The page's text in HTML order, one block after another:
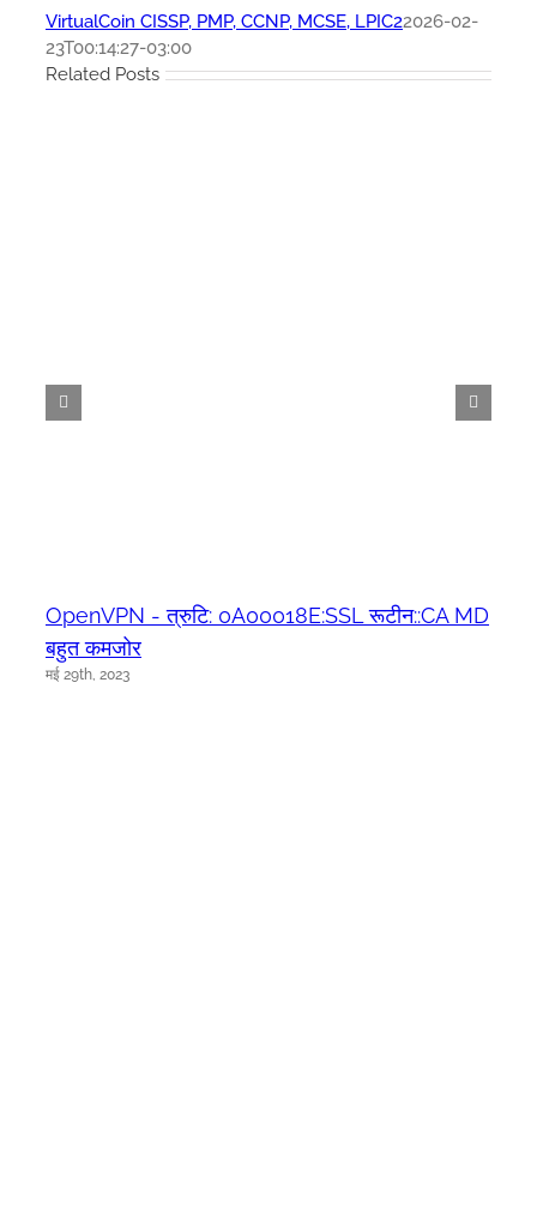
VirtualCoin CISSP, PMP, CCNP, MCSE, LPIC22026-02-
23T00:14:27-03:00
Related Posts
OpenVPN - त्रुटि: 0A00018E:SSL रूटीन::CA MD
बहुत कमजोर
मई 29th, 2023